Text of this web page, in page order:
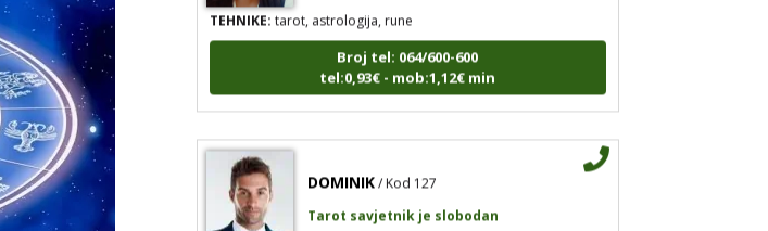
TEHNIKE:tarot, astrologija, rune
Broj tel: 064/600-600
tel:0,93€ - mob:1,12€ min
DOMINIK
/ Kod 127
Tarot savjetnik je slobodan